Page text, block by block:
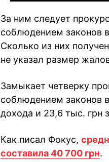
За ним следует
соблюдением законов
Сколько из них
не указал размер
Замыкает четверку
соблюдением законов
дохода и 23,6 тыс. грн
Как писал Фокус,
составила 40 700 грн.